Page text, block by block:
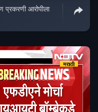
आरोपीला